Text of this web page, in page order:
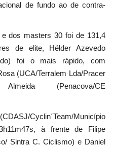
de fundo ao de contra-
dos masters 30 foi de 131,4
de elite, Hélder Azevedo
foi o mais rápido, com
(UCA/Terralem Lda/Pracer
(Penacova/CE
Cyclin´Team/Município
à frente de Filipe
Sintra C. Ciclismo) e Daniel